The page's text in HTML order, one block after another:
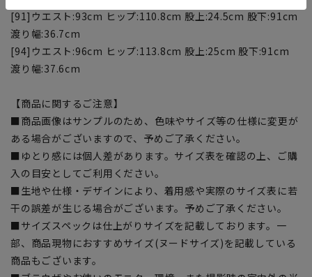
[91]ウエスト:93cm ヒップ:110.8cm 股上:24.5cm 股下:91cm
渡り幅:36.7cm
[94]ウエスト:96cm ヒップ:113.8cm 股上:25cm 股下:91cm
渡り幅:37.6cm
【商品に関するご注意】
■商品画像はサンプルのため、色味やサイズ等の仕様に変更が
ある場合がございますので、予めご了承ください。
■ゆとり感には個人差があります。サイズ表を確認の上、ご購
入の目安としてご利用ください。
■生地や仕様・デザインにより、着用感や実際のサイズ表に若
干の誤差が生じる場合がございます。予めご了承ください。
■サイズスペックは仕上がりサイズを記載しております。一
部、商品現物におすすめサイズ(ヌードサイズ)を記載している
商品もございます。